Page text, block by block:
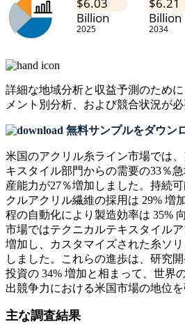
詳細な地域分析と収益予測のために
メント別分析、および競合状況が必
無料サンプルをダウン
米国のアクリル糸ライン市場では
キスタイル部門からの需要の33％
産能力が27％増加しました。持続
クルアクリル繊維の採用は 29% 増
程の自動化により製造効率は 35%
市場ではテクニカルテキスタイル
増加し、カスタマイズされた糸ソ
しました。これらの進歩は、研究
投資の 34% 増加と相まって、世界
出競争力における米国市場の地位を
主な調査結果